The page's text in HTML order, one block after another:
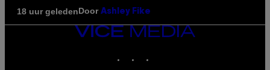
18 uur geledenDoor Ashley Fike
VICE